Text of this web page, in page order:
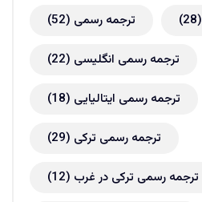
ترجمه رسمی (52) (28)
ترجمه رسمی انگلیسی (22)
ترجمه رسمی ایتالیایی (18)
ترجمه رسمی ترکی (29)
ترجمه رسمی ترکی در غرب (12)